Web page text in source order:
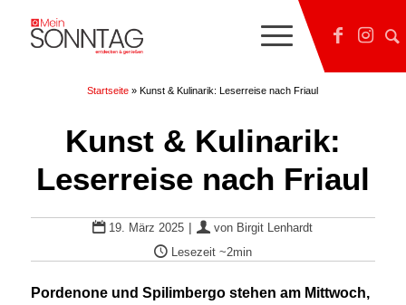
Startseite »Kunst & Kulinarik: Leserreise nach Friaul
Kunst & Kulinarik:
Leserreise nach Friaul
19. März 2025 | von Birgit Lenhardt
Lesezeit ~2min
Pordenone und Spilimbergo stehen am Mittwoch,